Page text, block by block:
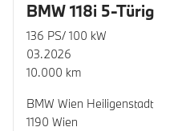
BMW 118i 5-Türig
136 PS/ 100 kW
03.2026
10.000 km
BMW Wien Heiligenstadt
1190 Wien